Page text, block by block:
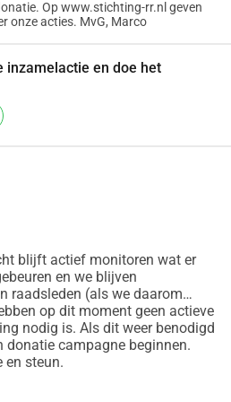
de eerste procedure bedragen
Gelukkig hebben we al
waardoor we goed op
nodig om onze zaak
je direct betrokken bij de
Neem dan contact met ons
onze juridische strijd voor
Samen kunnen we ervoor
inwoners gehoord wordt.
vandaag nog!
Op www.stichting-rr.nl geven
onze acties. MvG, Marco
inzamelactie en doe het
blijft actief monitoren wat er
en we blijven
raadsleden (als we daarom
op dit moment geen actieve
nodig is. Als dit weer benodigd
donatie campagne beginnen.
en steun.